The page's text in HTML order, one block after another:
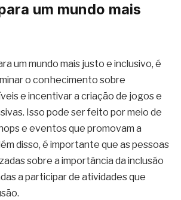
um mundo mais
um mundo mais justo e inclusivo, é
o conhecimento sobre
e incentivar a criação de jogos e
Isso pode ser feito por meio de
e eventos que promovam a
disso, é importante que as pessoas
sobre a importância da inclusão
a participar de atividades que